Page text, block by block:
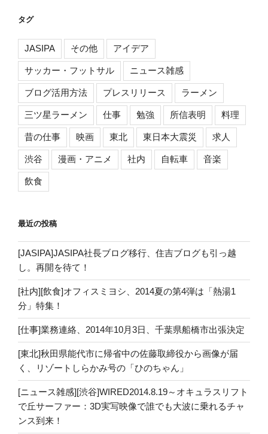
タグ
JASIPA その他 アイデア
サッカー・フットサル ニュース雑感
ブログ活用方法 プレスリリース ラーメン
三ツ星ラーメン 仕事 勉強 所信表明 料理
昔の仕事 映画 東北 東日本大震災 求人
渋谷 漫画・アニメ 社内 自転車 音楽
飲食
最近の投稿
[JASIPA]JASIPA社長ブログ移行、住吉ブログも引っ越
し。再開を待て！
[社内][飲食]オフィスミヨシ、2014夏の第4弾は「熱湯1
分」特集！
[仕事]業務連絡、2014年10月3日、千葉県船橋市出張決定
[東北]秋田県能代市に帰省中の佐藤取締役から画像が届
く、リゾートしらかみ号の「ひのちゃん」
[ニュース雑感][渋谷]WIRED2014.8.19～オキュラスリフト
で丘サーファー：3D実写映像で誰でも大波に乗れるチャ
ンス到来！